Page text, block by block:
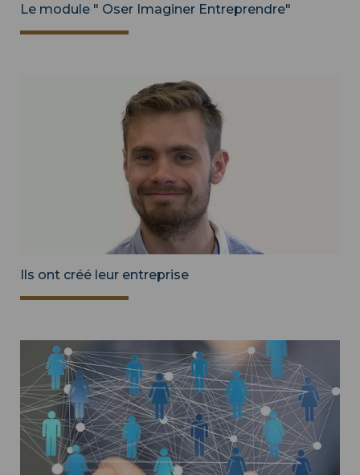
Le module " Oser Imaginer Entreprendre"
Ils ont créé leur entreprise